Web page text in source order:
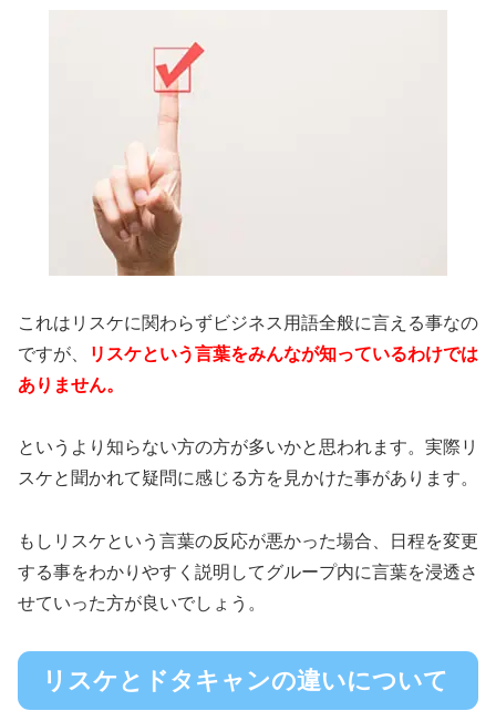
これはリスケに関わらずビジネス用語全般に言える事なの
ですが、
リスケという言葉をみんなが知っているわけでは
ありません。
というより知らない方の方が多いかと思われます。実際リ
スケと聞かれて疑問に感じる方を見かけた事があります。
もしリスケという言葉の反応が悪かった場合、日程を変更
する事をわかりやすく説明してグループ内に言葉を浸透さ
せていった方が良いでしょう。
リスケとドタキャンの違いについて